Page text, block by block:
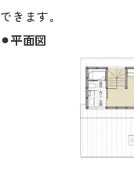
できます。
⚫︎平面図